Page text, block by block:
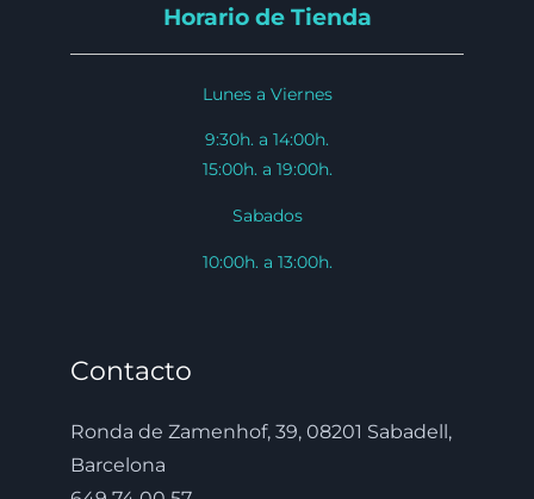
Horario de Tienda
Lunes a Viernes
9:30h. a 14:00h.
15:00h. a 19:00h.
Sabados
10:00h. a 13:00h.
Contacto
Ronda de Zamenhof, 39, 08201 Sabadell,
Barcelona